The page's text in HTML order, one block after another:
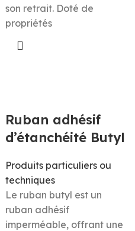
son retrait. Doté de
propriétés
Ruban adhésif
d’étanchéité Butyl
Produits particuliers ou
techniques
Le ruban butyl est un
ruban adhésif
imperméable, offrant une